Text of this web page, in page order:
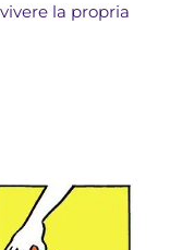
la propria